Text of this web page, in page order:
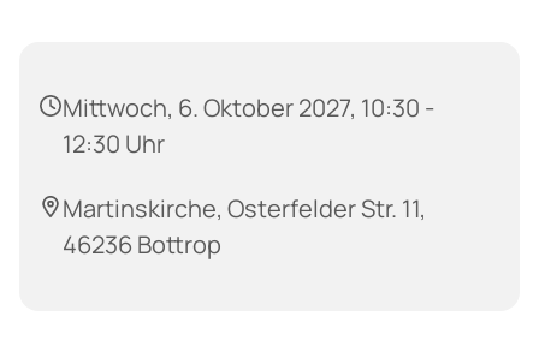
Mittwoch, 6. Oktober 2027, 10:30 -
12:30 Uhr
Martinskirche, Osterfelder Str. 11,
46236 Bottrop